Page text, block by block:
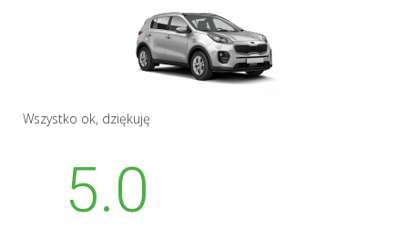
Wszystko ok, dziękuję
5.0